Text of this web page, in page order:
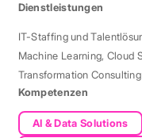
London aus betreut.
Dienstleistungen
IT-Staffing und
Machine Learning, Cloud
Transformation Consulting
Kompetenzen
AI & Data Solutions